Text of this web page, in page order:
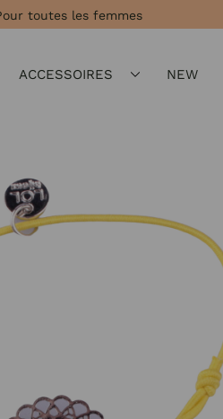
toutes les femmes
ACCESSOIRES NEW